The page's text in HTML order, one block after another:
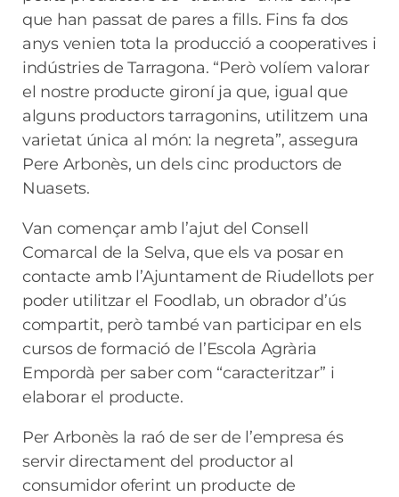
que han passat de pares a fills. Fins fa dos
anys venien tota la producció a cooperatives i
indústries de Tarragona. “Però volíem valorar
el nostre producte gironí ja que, igual que
alguns productors tarragonins, utilitzem una
varietat única al món: la negreta”, assegura
Pere Arbonès, un dels cinc productors de
Nuasets.
Van començar amb l’ajut del Consell
Comarcal de la Selva, que els va posar en
contacte amb l’Ajuntament de Riudellots per
poder utilitzar el Foodlab, un obrador d’ús
compartit, però també van participar en els
cursos de formació de l’Escola Agrària
Empordà per saber com “caracteritzar” i
elaborar el producte.
Per Arbonès la raó de ser de l’empresa és
servir directament del productor al
consumidor oferint un producte de